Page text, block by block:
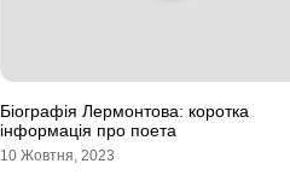
Біографія Лермонтова: коротка
інформація про поета
10 Жовтня, 2023